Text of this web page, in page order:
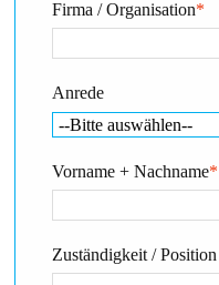
*
Firma / Organisation
Anrede
*
Vorname + Nachname
Zuständigkeit / Position